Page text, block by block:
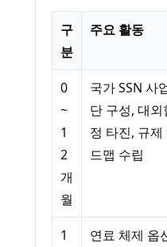
구
분
주요 활동
0
~
1
2
개
월
국가 SSN 사
단 구성, 대외
정 타진, 규제
드맵 수립
1
연료 체제 옵